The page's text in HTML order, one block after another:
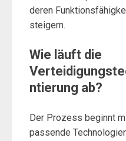
deren
steigern.
Wie läuft die
ntierung ab?
Der Prozess beginnt
passende